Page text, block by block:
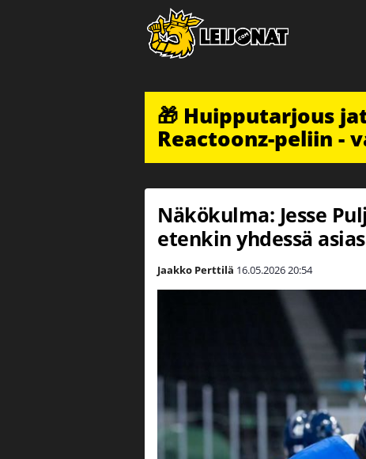
🎁 Huipputarjous
Reactoonz-peliin -
Näkökulma: Jesse
etenkin yhdessä
Jaakko Perttilä 16.05.202620:54